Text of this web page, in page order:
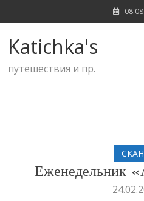
to
Katichka's
путешествия и пр.
Еженедельник